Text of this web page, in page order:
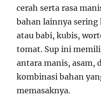
cerah serta rasa
bahan lainnya
atau babi, kubis,
tomat. Sup ini
antara manis, asam,
kombinasi bahan
memasaknya.